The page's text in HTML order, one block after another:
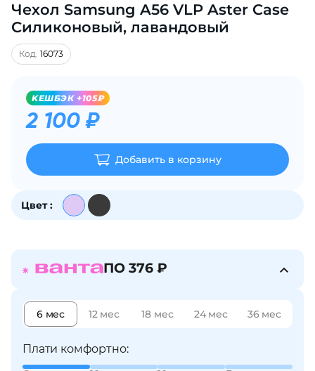
Чехол Samsung A56 VLP Aster Case
Силиконовый, лавандовый
Код: 16073
KЕШБЭК +105₽
2 100 ₽
Добавить в корзину
Цвет :
ПО 376 ₽
6 мес 12 мес 18 мес 24 мес 36 мес
Плати комфортно:
Получайте товар
выбранный способом
списываться
по25%каждые 2 недели
Подробнее
недели
Остались вопросы?
8 800 302-02-51